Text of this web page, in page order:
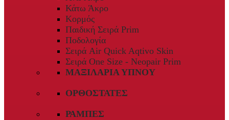
Κάτω Άκρο
Κορμός
Παιδική Σειρά Prim
Ποδολογία
Σειρά Air Quick Aqtivo Skin
Σειρά One Size - Neopair Prim
ΜΑΞΙΛΆΡΙΑ ΎΠΝΟΥ
ΟΡΘΟΣΤΆΤΕΣ
ΡΆΜΠΕΣ